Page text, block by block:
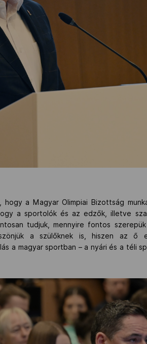
a Magyar Olimpiai Bizottság
a sportolók és az edzők, illetve
tudjuk, mennyire fontos
a szülőknek is, hiszen az ő
a magyar sportban – a nyári és a téli